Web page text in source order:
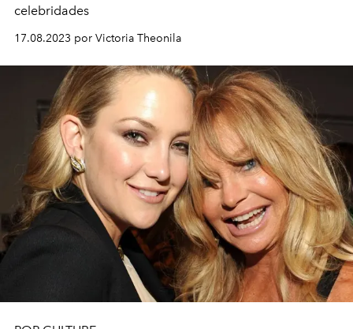
celebridades
17.08.2023 por Victoria Theonila